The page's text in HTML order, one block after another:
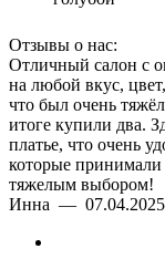
Отзывы о нас:
Отличный салон с
на любой вкус,
что был очень
итоге купили два.
платье, что очень
которые принимали
тяжелым выбором!
Инна —